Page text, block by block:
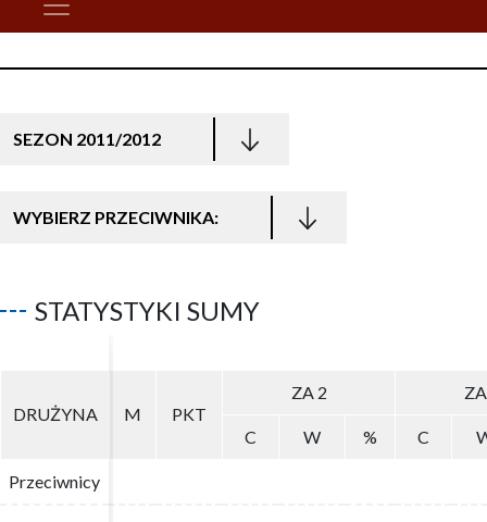
SEZON 2011/2012
WYBIERZ PRZECIWNIKA:
STATYSTYKI SUMY
DRUŻYNA M PKT
ZA 2
C W % C
Przeciwnicy
DRUŻYNA M PKT
ZA 2
C W % C
Przeciwnicy